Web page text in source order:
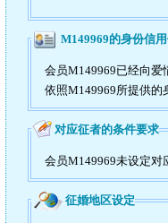
M149969的身份信
会员M149969已经向爱
依照M149969所提供的
对应征者的条件要求
会员M149969未设定对
征婚地区设定